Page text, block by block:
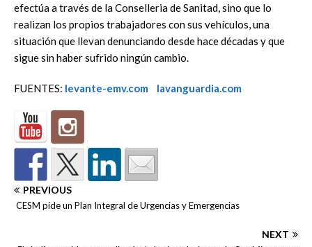
efectúa a través de la Conselleria de Sanitad, sino que lo
realizan los propios trabajadores con sus vehículos, una
situación que llevan denunciando desde hace décadas y que
sigue sin haber sufrido ningún cambio.
FUENTES: levante-emv.com lavanguardia.com
PREVIOUS
CESM pide un Plan Integral de Urgencias y Emergencias
NEXT